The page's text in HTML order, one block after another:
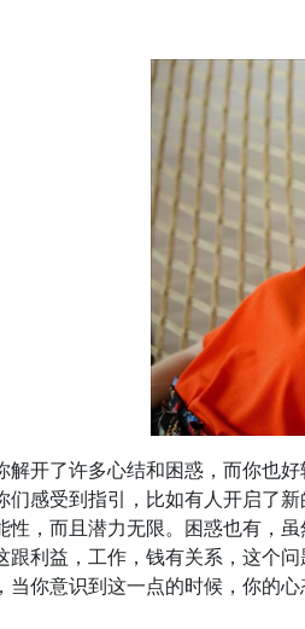
解开了许多心结和困惑，而你也
们感受到指引，比如有人开启了
性，而且潜力无限。困惑也有，
跟利益，工作，钱有关系，这个
当你意识到这一点的时候，你的